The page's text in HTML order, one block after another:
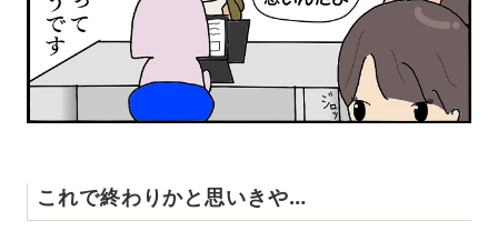
これで終わりかと思いきや…